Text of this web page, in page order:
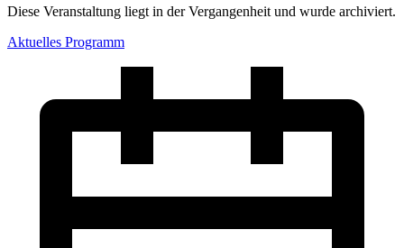
Diese Veranstaltung liegt in der Vergangenheit und wurde archiviert.
Aktuelles Programm